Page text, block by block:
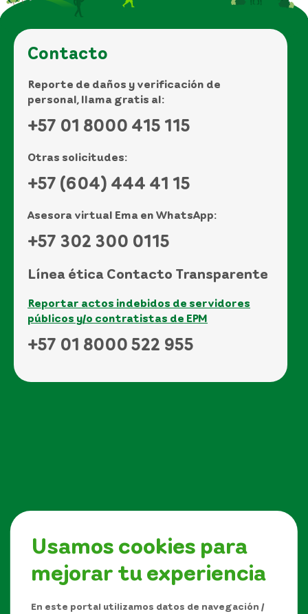
Usamos cookies para
mejorar tu experiencia
En este portal utilizamos datos de navegación /
Contacto
Reporte de daños y verificación de
personal, llama gratis al:
+57 01 8000 415 115
Otras solicitudes:
+57 (604) 444 41 15
Asesora virtual Ema en WhatsApp:
+57 302 300 0115
Línea ética Contacto Transparente
Reportar actos indebidos de servidores
públicos y/o contratistas de EPM
+57 01 8000 522 955
Síguenos en